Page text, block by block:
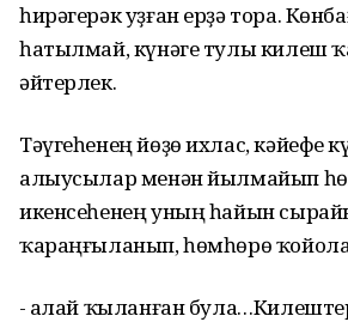
һирәгерәк уҙған ерҙә тора.
һатылмай, күнәге тулы килеш
әйтерлек.
Тәүгеһенең йөҙө ихлас, кәйефе
алыусылар менән йылмайып
икенсеһенең уның һайын
ҡараңғыланып, һөмһөрө
- Ҡалай ҡыланған